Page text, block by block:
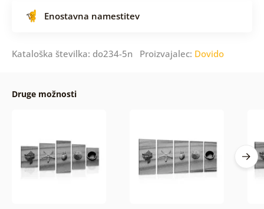
Enostavna namestitev
Kataloška številka: do234-5n Proizvajalec: Dovido
Druge možnosti